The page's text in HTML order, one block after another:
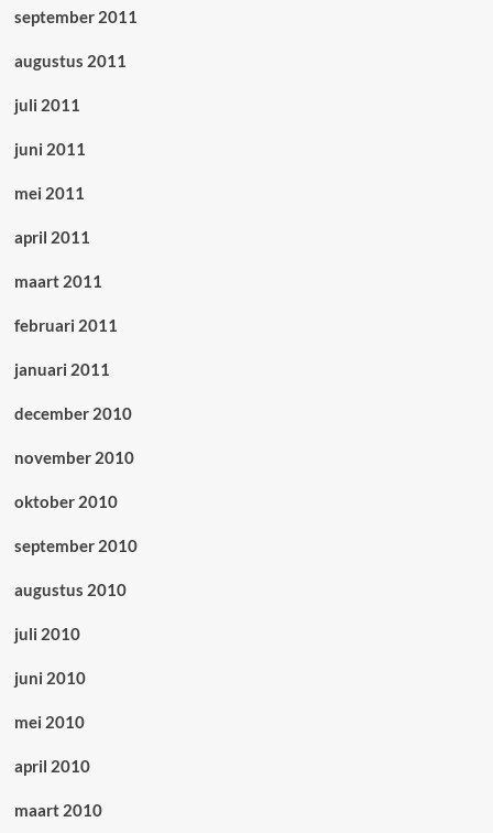
september 2011
augustus 2011
juli 2011
juni 2011
mei 2011
april 2011
maart 2011
februari 2011
januari 2011
december 2010
november 2010
oktober 2010
september 2010
augustus 2010
juli 2010
juni 2010
mei 2010
april 2010
maart 2010